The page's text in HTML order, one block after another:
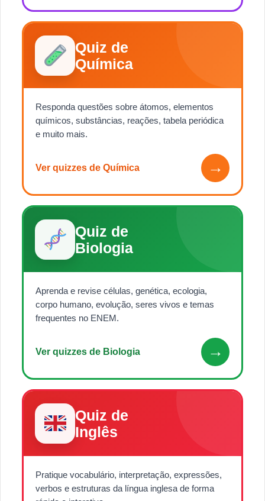
Quiz de
Química
Responda questões sobre átomos, elementos
químicos, substâncias, reações, tabela periódica
e muito mais.
Ver quizzes de Química →
Quiz de
Biologia
Aprenda e revise células, genética, ecologia,
corpo humano, evolução, seres vivos e temas
frequentes no ENEM.
Ver quizzes de Biologia →
Quiz de
Inglês
Pratique vocabulário, interpretação, expressões,
verbos e estruturas da língua inglesa de forma